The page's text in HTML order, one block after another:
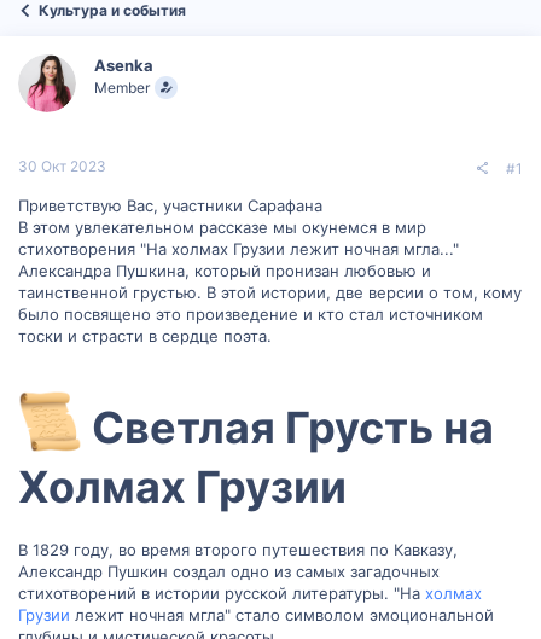
м
ы
а
ч
а
Культура и события
Asenka
Member
30 Окт 2023 #1
Приветствую Вас, участники Сарафана
В этом увлекательном рассказе мы окунемся в мир
стихотворения "На холмах Грузии лежит ночная мгла..."
Александра Пушкина, который пронизан любовью и
таинственной грустью. В этой истории, две версии о том, кому
было посвящено это произведение и кто стал источником
тоски и страсти в сердце поэта.
Светлая Грусть на
Холмах Грузии​
В 1829 году, во время второго путешествия по Кавказу,
Александр Пушкин создал одно из самых загадочных
стихотворений в истории русской литературы. "На холмах
Грузии лежит ночная мгла" стало символом эмоциональной